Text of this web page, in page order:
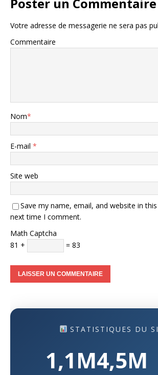
Votre adresse de messagerie ne sera pas
Commentaire
Nom*
E-mail *
Site web
Save my name, email, and website in
next time I comment.
Math Captcha
81 +
= 83
STATISTIQUES DU
1,1M4,5M